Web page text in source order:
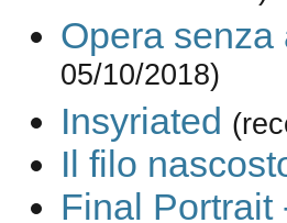
Opera senza
05/10/2018)
Insyriated
Il filo
Final Portrait